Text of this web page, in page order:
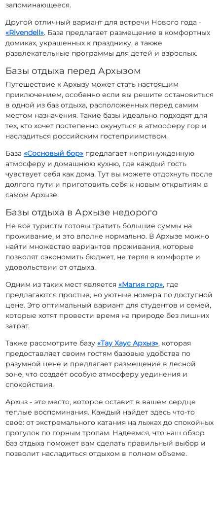
запоминающееся.
Другой отличный вариант для встречи Нового года -
«Rivendell». База предлагает размещение в комфортных
домиках, украшенных к празднику, а также
развлекательные программы для детей и взрослых.
Базы отдыха перед Архызом
Путешествие к Архызу может стать настоящим
приключением, особенно если вы решите остановиться
в одной из баз отдыха, расположенных перед самим
местом назначения. Такие базы идеально подходят для
тех, кто хочет постепенно окунуться в атмосферу гор и
насладиться российским гостеприимством.
База«Сосновый бор» предлагает непринужденную
атмосферу и домашнюю кухню, где каждый гость
чувствует себя как дома. Тут вы можете отдохнуть после
долгого пути и приготовить себя к новым открытиям в
самом Архызе.
Базы отдыха в Архызе недорого
Не все туристы готовы тратить большие суммы на
проживание, и это вполне нормально. В Архызе можно
найти множество вариантов проживания, которые
позволят сэкономить бюджет, не теряя в комфорте и
удовольствии от отдыха.
Одним из таких мест является«Магия гор», где
предлагаются простые, но уютные номера по доступной
цене. Это оптимальный вариант для студентов и семей,
которые хотят провести время на природе без лишних
затрат.
Также рассмотрите базу«Тау Хаус Архыз», которая
предоставляет своим гостям базовые удобства по
разумной цене и предлагает размещение в лесной
зоне, что создаёт особую атмосферу уединения и
спокойствия.
Архыз - это место, которое оставит в вашем сердце
теплые воспоминания. Каждый найдет здесь что-то
своё: от экстремального катания на лыжах до спокойных
прогулок по горным тропам. Надеемся, что наш обзор
баз отдыха поможет вам сделать правильный выбор и
позволит насладиться отдыхом в полном объеме.